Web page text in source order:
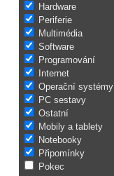
Hardware
Periferie
Multimédia
Software
Programování
Internet
Operační systémy
PC sestavy
Ostatní
Mobily a tablety
Notebooky
Připomínky
Pokec